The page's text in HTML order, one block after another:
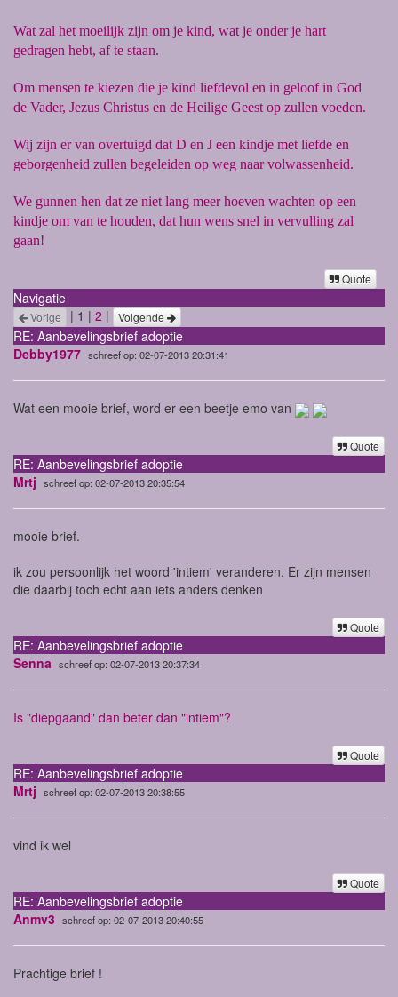
Wat zal het moeilijk zijn om je kind, wat je onder je hart
gedragen hebt, af te staan.
Om mensen te kiezen die je kind liefdevol en in geloof in God
de Vader, Jezus Christus en de Heilige Geest op zullen voeden.
Wij zijn er van overtuigd dat D en J een kindje met liefde en
geborgenheid zullen begeleiden op weg naar volwassenheid.
We gunnen hen dat ze niet lang meer hoeven wachten op een
kindje om van te houden, dat hun wens snel in vervulling zal
gaan!
Quote
Navigatie
Vorige | 1 | 2 | Volgende
RE: Aanbevelingsbrief adoptie
Debby1977 schreef op: 02-07-2013 20:31:41
Wat een mooie brief, word er een beetje emo van
Quote
RE: Aanbevelingsbrief adoptie
Mrtj schreef op: 02-07-2013 20:35:54
mooie brief.
ik zou persoonlijk het woord 'intiem' veranderen. Er zijn mensen
die daarbij toch echt aan iets anders denken
Quote
RE: Aanbevelingsbrief adoptie
Senna schreef op: 02-07-2013 20:37:34
Is "diepgaand" dan beter dan "intiem"?
Quote
RE: Aanbevelingsbrief adoptie
Mrtj schreef op: 02-07-2013 20:38:55
vind ik wel
Quote
RE: Aanbevelingsbrief adoptie
Anmv3 schreef op: 02-07-2013 20:40:55
Prachtige brief !